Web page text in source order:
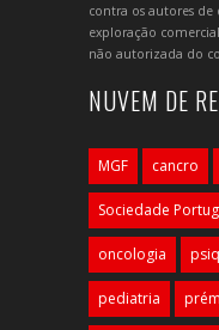
contra os autores
exploração
não autorizada do
NUVEM DE
MGF cancro
Sociedade
oncologia
pediatria